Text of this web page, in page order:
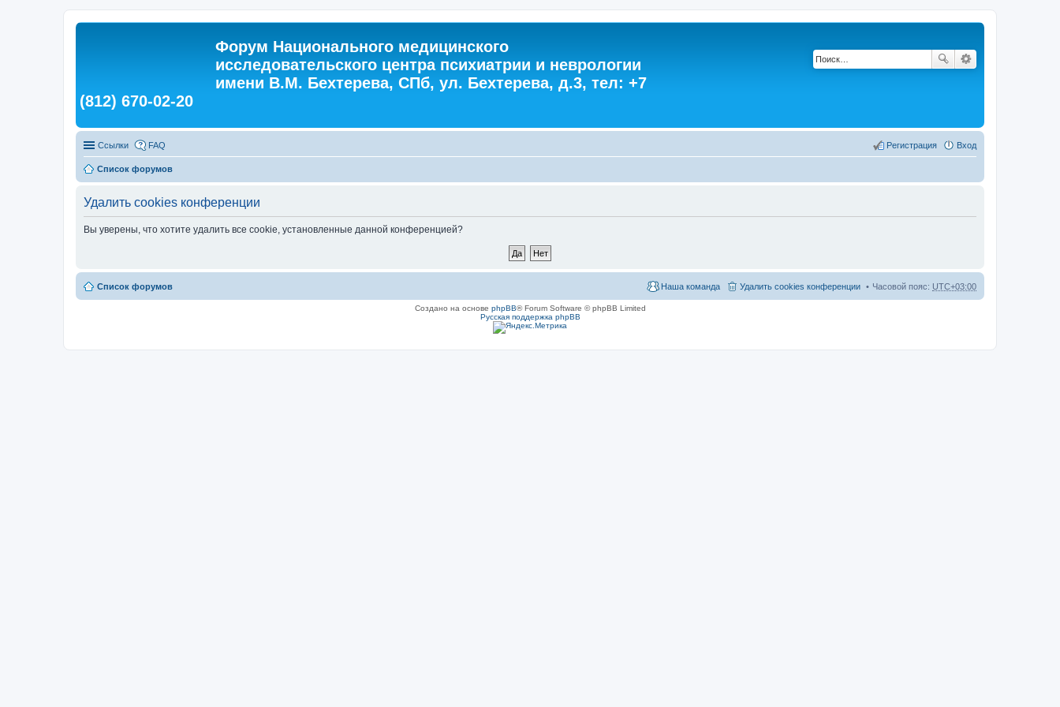
Форум Национального медицинского
исследовательского центра психиатрии и неврологии
имени В.М. Бехтерева, СПб, ул. Бехтерева, д.3, тел: +7
(812) 670-02-20
Ссылки FAQ Вход
Регистрация
Список форумов
Удалить cookies конференции
Вы уверены, что хотите удалить все cookie, установленные данной конференцией?
Список форумов Часовой пояс: UTC+03:00
Удалить cookies конференции
Наша команда
Создано на основе phpBB® Forum Software © phpBB Limited
Русская поддержка phpBB